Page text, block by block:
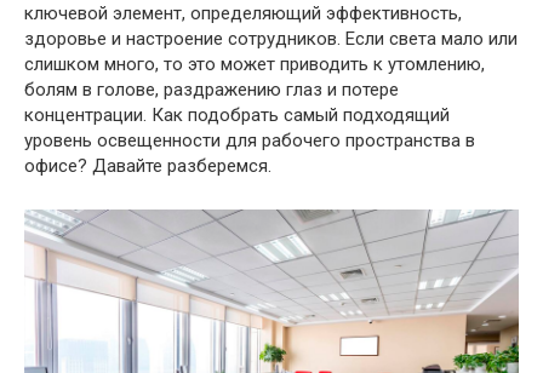
ключевой элемент, определяющий эффективность,
здоровье и настроение сотрудников. Если света мало или
слишком много, то это может приводить к утомлению,
болям в голове, раздражению глаз и потере
концентрации. Как подобрать самый подходящий
уровень освещенности для рабочего пространства в
офисе? Давайте разберемся.